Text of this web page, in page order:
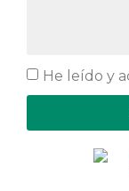
He leído y